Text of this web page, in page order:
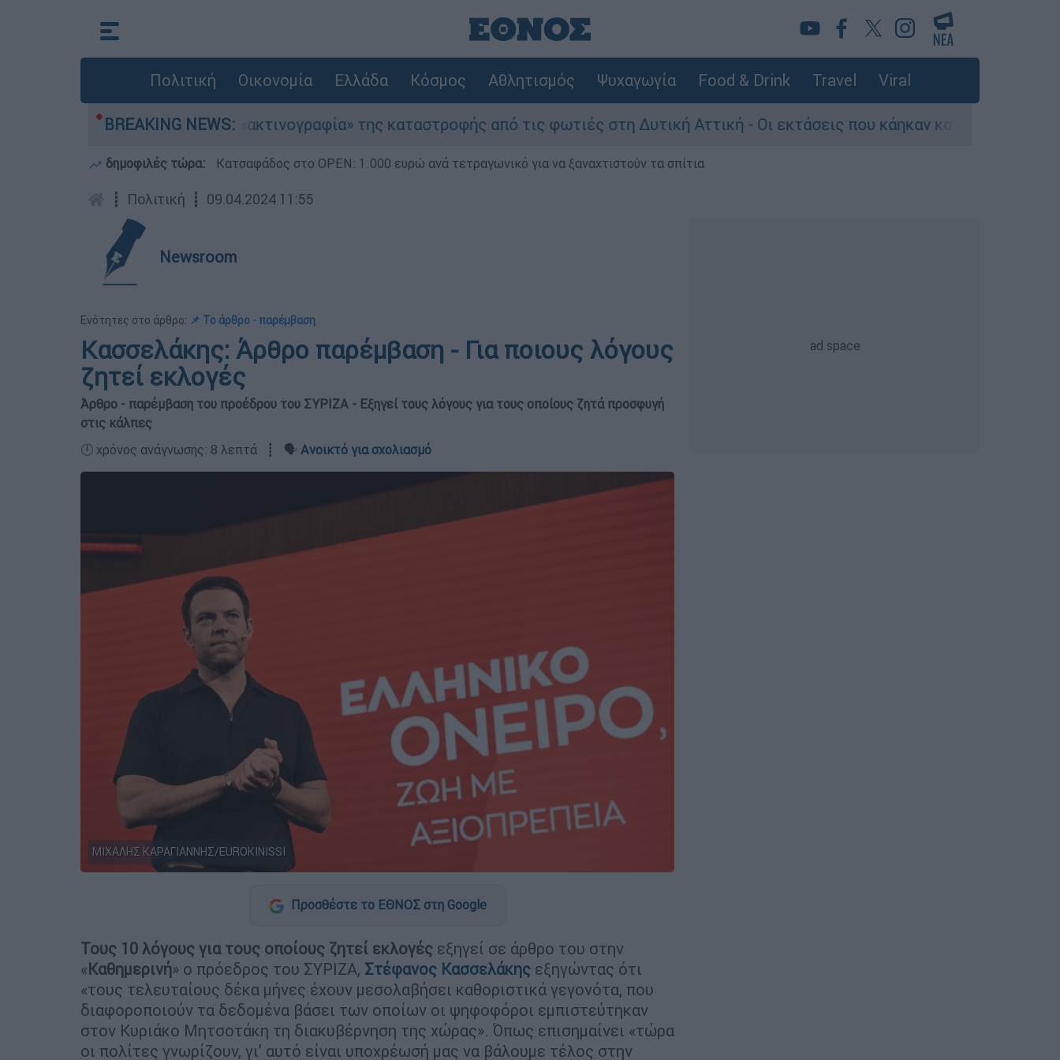
Πολιτική Οικονομία Ελλάδα Κόσμος Αθλητισμός Ψυχαγωγία Food & Drink Travel Viral
BREAKING NEWS:
Η «ακτινογραφία» της καταστροφής από τις φωτιές στη Δυτική Αττική - Οι εκτάσεις που κάηκαν και η επόμενη μέρα του
δημοφιλές τώρα: Κατσαφάδος στο OPEN: 1.000 ευρώ ανά τετραγωνικό για να ξαναχτιστούν τα σπίτια
┋ Πολιτική ┋ 09.04.2024 11:55
Newsroom
Ενότητες στο άρθρο: 📌 Το άρθρο - παρέμβαση
Κασσελάκης: Άρθρο παρέμβαση - Για ποιους λόγους
ζητεί εκλογές
Άρθρο - παρέμβαση του προέδρου του ΣΥΡΙΖΑ - Εξηγεί τους λόγους για τους οποίους ζητά προσφυγή
στις κάλπες
🕛 χρόνος ανάγνωσης: 8 λεπτά ┋ 🗣️ Ανοικτό για σχολιασμό
ΜΙΧΑΛΗΣ ΚΑΡΑΓΙΑΝΝΗΣ/EUROKINISSI
Προσθέστε το ΕΘΝΟΣ στη Google
Τους 10 λόγους για τους οποίους ζητεί εκλογές εξηγεί σε άρθρο του στην
«Καθημερινή» ο πρόεδρος του ΣΥΡΙΖΑ, Στέφανος Κασσελάκης εξηγώντας ότι
«τους τελευταίους δέκα μήνες έχουν μεσολαβήσει καθοριστικά γεγονότα, που
διαφοροποιούν τα δεδομένα βάσει των οποίων οι ψηφοφόροι εμπιστεύτηκαν
στον Κυριάκο Μητσοτάκη τη διακυβέρνηση της χώρας». Όπως επισημαίνει «τώρα
οι πολίτες γνωρίζουν, γι’ αυτό είναι υποχρέωσή μας να βάλουμε τέλος στην